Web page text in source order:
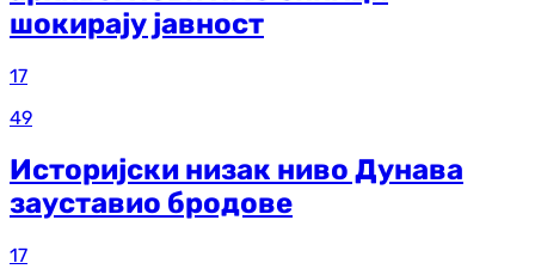
шокирају јавност
17
49
Историјски низак ниво Дунава
зауставио бродове
17